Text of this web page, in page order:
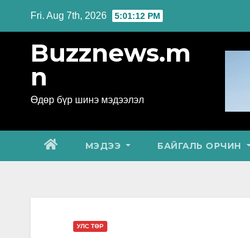
Fri. Aug 7th, 2026 5:01:13 PM
Buzznews.m
n
Өдөр бүр шинэ мэдээлэл
МЭДЭЭ БАЙГАЛЬ ОРЧИН
УЛС ТӨР